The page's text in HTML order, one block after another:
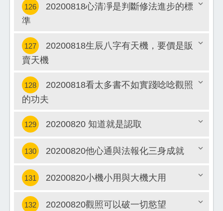
關閉
126
20200818心清凈是判斷修法進步的標
準
127
20200818生辰八字有天機，要價是販
賣天機
128
20200818看太多書不如實踐唸唸觀照
的功夫
關閉
129 20200820 知道就是認取
關閉
130 20200820他心通與法報化三身成就
關閉
131 20200820小機小用與大機大用
132 20200820觀照可以破一切慾望